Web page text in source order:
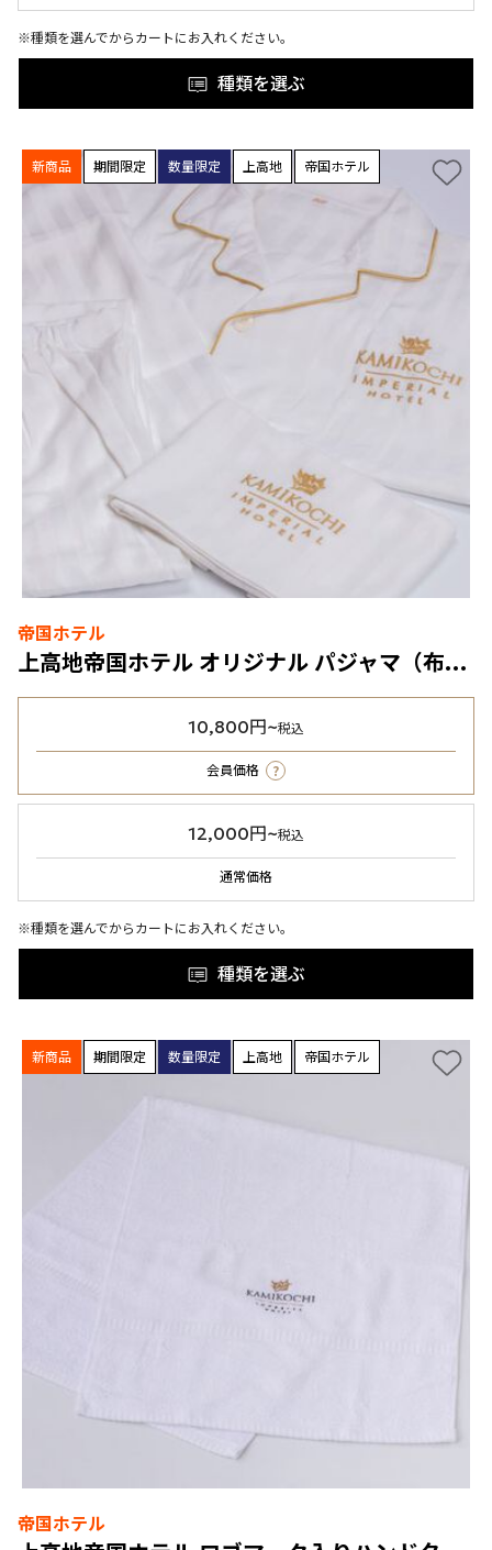
※種類を選んでからカートにお入れください。
種類を選ぶ
新商品 期間限定 数量限定 上高地 帝国ホテル
帝国ホテル
上高地帝国ホテル オリジナル パジャマ（布袋付き）男女兼用
10,800円~税込
会員価格 ?
12,000円~税込
通常価格
※種類を選んでからカートにお入れください。
種類を選ぶ
新商品 期間限定 数量限定 上高地 帝国ホテル
帝国ホテル